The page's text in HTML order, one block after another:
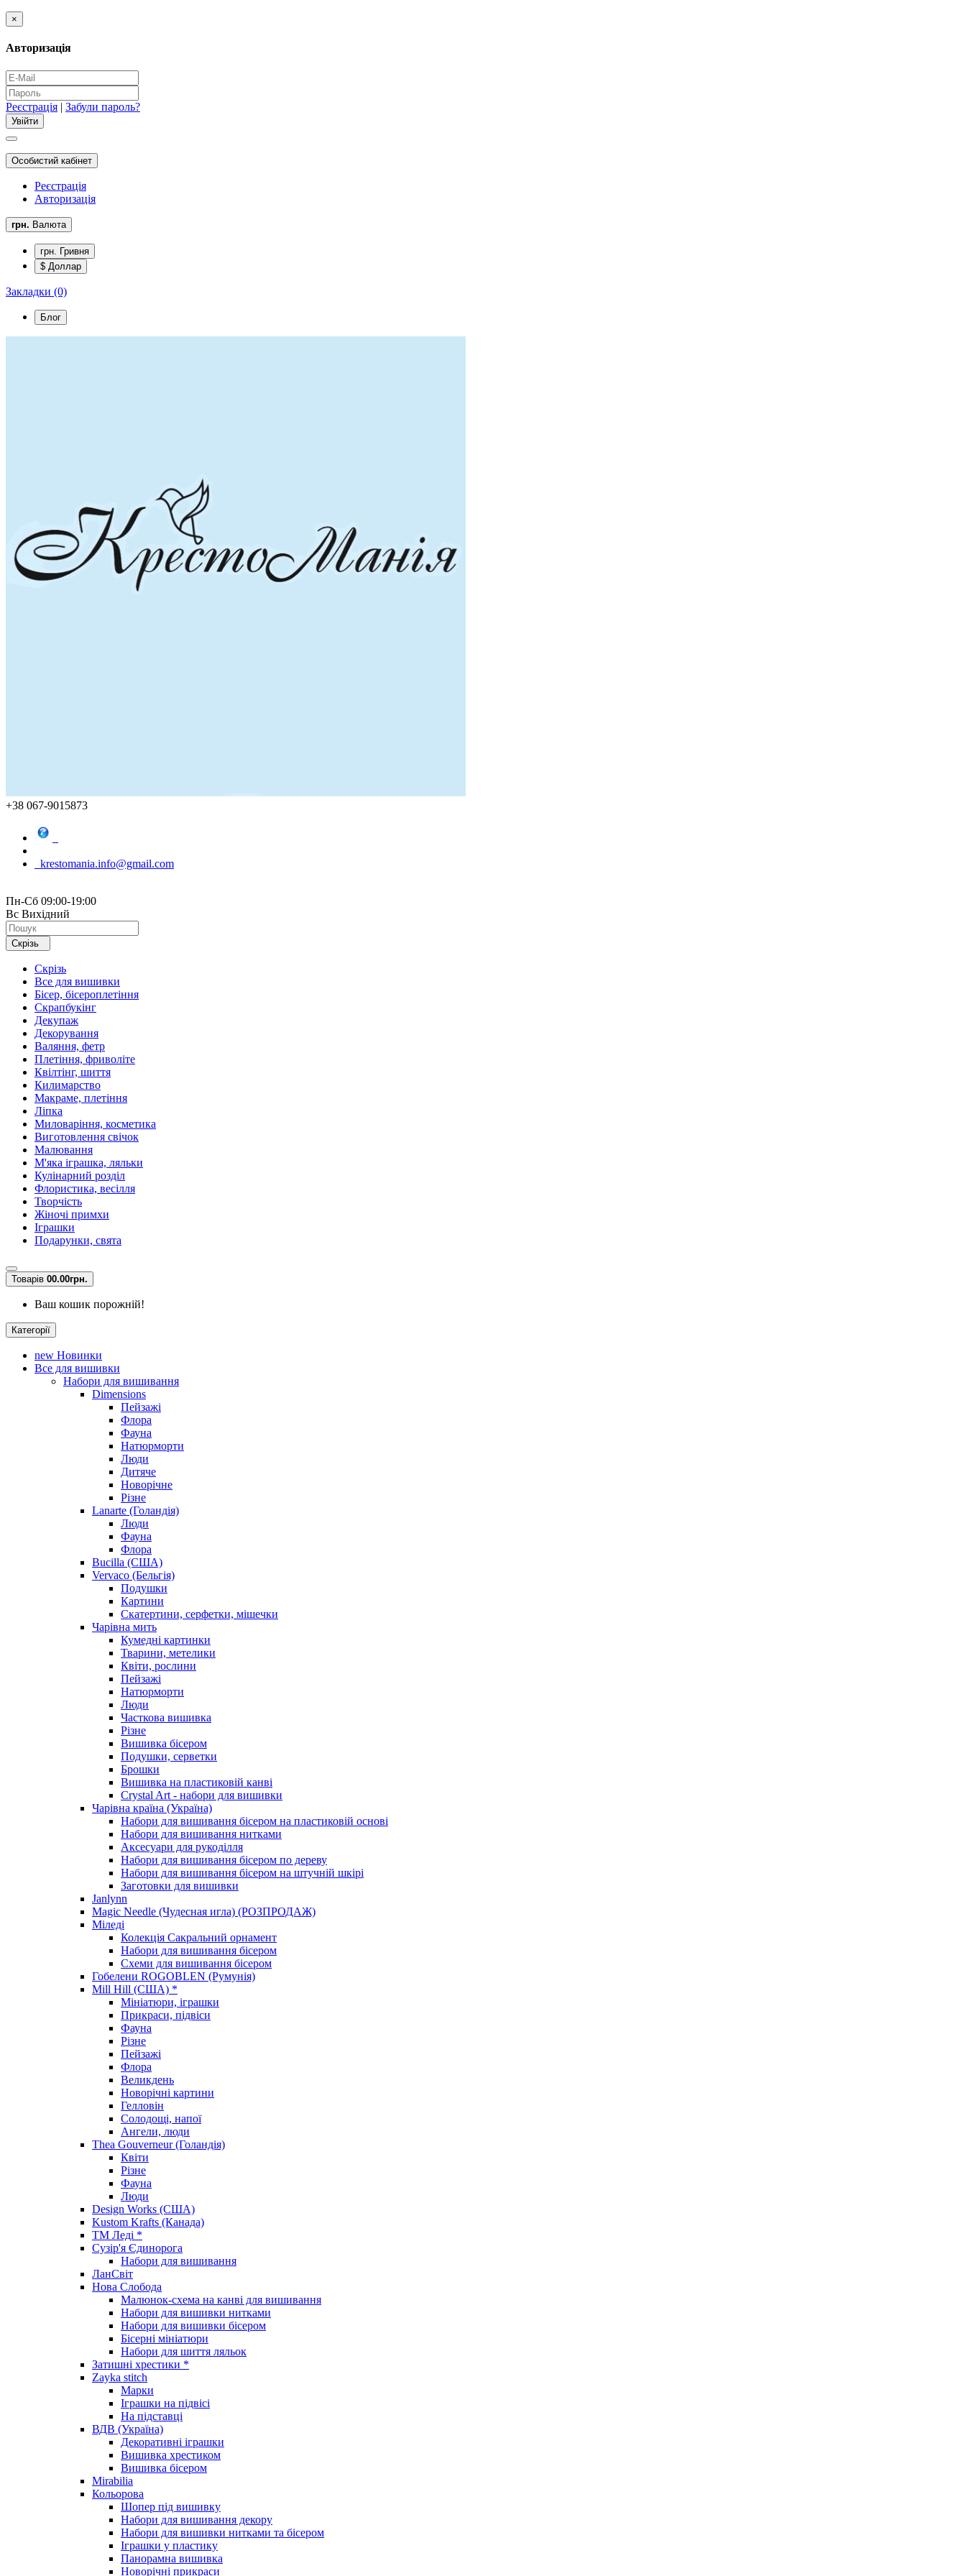
×
Авторизація
Реєстрація | Забули пароль?
Особистий кабінет
Реєстрація
Авторизація
грн. Валюта
грн. Гривня
$ Доллар
Закладки (0)
Блог
+38 067-9015873
krestomania.info@gmail.com
Пн-Сб 09:00-19:00
Вс Вихідний
Скрізь
Скрізь
Все для вишивки
Бісер, бісероплетіння
Скрапбукінг
Декупаж
Декорування
Валяння, фетр
Плетіння, фриволіте
Квілтінг, шиття
Килимарство
Макраме, плетіння
Ліпка
Миловаріння, косметика
Виготовлення свічок
Малювання
М'яка іграшка, ляльки
Кулінарний розділ
Флористика, весілля
Творчість
Жіночі примхи
Іграшки
Подарунки, свята
Товарів 00.00грн.
Ваш кошик порожній!
Категорії
new Новинки
Все для вишивки
Набори для вишивання
Dimensions
Пейзажі
Флора
Фауна
Натюрморти
Люди
Дитяче
Новорічне
Різне
Lanarte (Голандія)
Люди
Фауна
Флора
Bucilla (США)
Vervaco (Бельгія)
Подушки
Картини
Скатертини, серфетки, мішечки
Чарiвна мить
Кумедні картинки
Тварини, метелики
Квіти, рослини
Пейзажі
Натюрморти
Люди
Часткова вишивка
Різне
Вишивка бісером
Подушки, серветки
Брошки
Вишивка на пластиковій канві
Crystal Art - набори для вишивки
Чарівна країна (Україна)
Набори для вишивання бісером на пластиковій основі
Набори для вишивання нитками
Аксесуари для рукоділля
Набори для вишивання бісером по дереву
Набори для вишивання бісером на штучній шкірі
Заготовки для вишивки
Janlynn
Magic Needle (Чудесная игла) (РОЗПРОДАЖ)
Міледі
Колекція Сакральний орнамент
Набори для вишивання бісером
Схеми для вишивання бісером
Гобелени ROGOBLEN (Румунія)
Mill Hill (США) *
Мініатюри, іграшки
Прикраси, підвіси
Фауна
Різне
Пейзажі
Флора
Великдень
Новорічні картини
Гелловін
Солодощі, напої
Ангели, люди
Thea Gouverneur (Голандія)
Квіти
Різне
Фауна
Люди
Design Works (США)
Kustom Krafts (Канада)
ТМ Леді *
Сузір'я Єдинорога
Набори для вишивання
ЛанСвіт
Нова Слобода
Малюнок-схема на канві для вишивання
Набори для вишивки нитками
Набори для вишивки бісером
Бісерні мініатюри
Набори для шиття ляльок
Затишні хрестики *
Zayka stitch
Марки
Іграшки на підвісі
На підставці
ВДВ (Україна)
Декоративні іграшки
Вишивка хрестиком
Вишивка бісером
Mirabilia
Кольорова
Шопер під вишивку
Набори для вишивання декору
Набори для вишивки нитками та бісером
Іграшки у пластику
Панорамна вишивка
Новорічні прикраси